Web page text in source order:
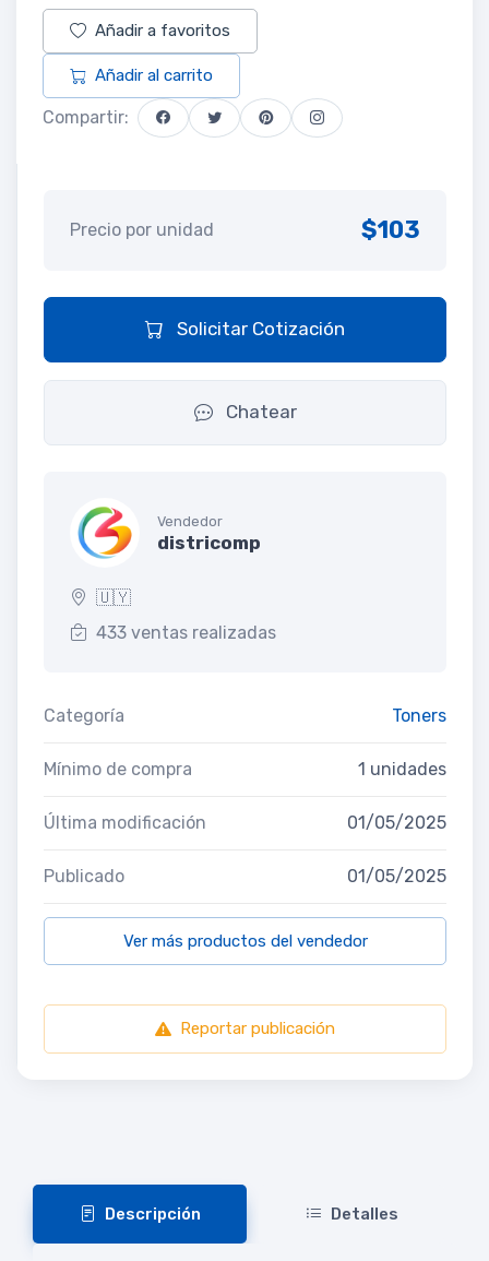
Añadir a favoritos
Añadir al carrito
Compartir:
Precio por unidad $103
Solicitar Cotización
Chatear
Vendedor
districomp
🇺🇾
433 ventas realizadas
Categoría Toners
Mínimo de compra 1 unidades
Última modificación 01/05/2025
Publicado 01/05/2025
Ver más productos del vendedor
Reportar publicación
Descripción Detalles